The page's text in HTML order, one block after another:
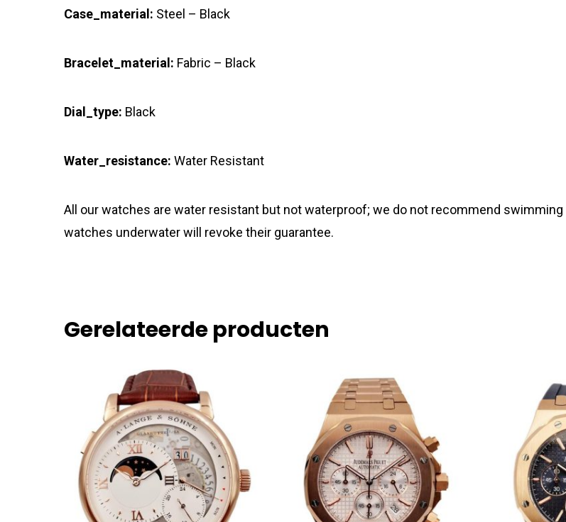
Case_material: Steel – Black
Bracelet_material: Fabric – Black
Dial_type: Black
Water_resistance: Water Resistant
All our watches are water resistant but not waterproof; we do not recommend
watches underwater will revoke their guarantee.
Gerelateerde producten